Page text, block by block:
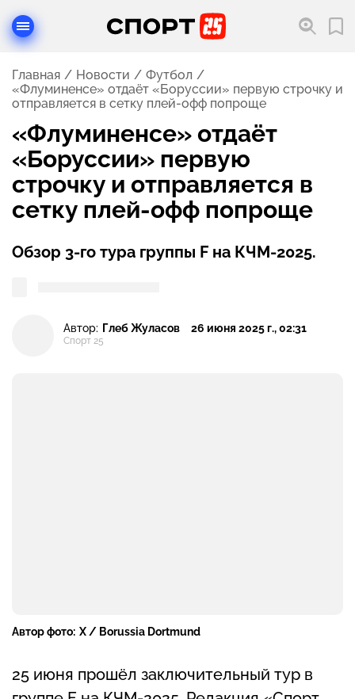
Главная Новости
Футбол
«Флуминенсе» отдаёт «Боруссии» первую строчку и
отправляется в сетку плей-офф попроще
«Флуминенсе» отдаёт
«Боруссии» первую
строчку и отправляется в
сетку плей-офф попроще
Обзор 3-го тура группы F на КЧМ-2025.
Автор: Глеб Жуласов
Спорт 25
26 июня 2025 г., 02:31
Автор фото: X / Borussia Dortmund
25 июня прошёл заключительный тур в